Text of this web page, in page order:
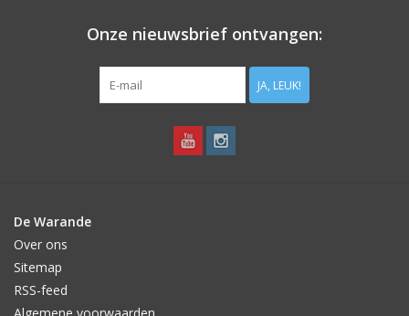
Onze nieuwsbrief ontvangen:
JA, LEUK!
De Warande
Over ons
Sitemap
RSS-feed
Algemene voorwaarden